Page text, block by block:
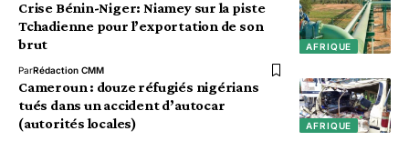
AFRIQUE
Crise Bénin-Niger: Niamey sur la piste
Tchadienne pour l’exportation de son
brut
ParRédaction CMM
AFRIQUE
Cameroun : douze réfugiés nigérians
tués dans un accident d’autocar
(autorités locales)